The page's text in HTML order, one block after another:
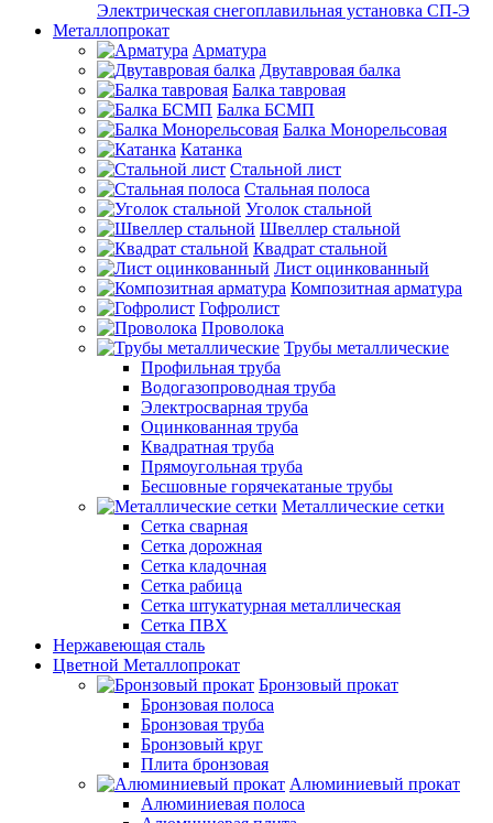
Электрическая снегоплавильная установка СП-Э
Металлопрокат
Арматура
Двутавровая балка
Балка тавровая
Балка БСМП
Балка Монорельсовая
Катанка
Стальной лист
Стальная полоса
Уголок стальной
Швеллер стальной
Квадрат стальной
Лист оцинкованный
Композитная арматура
Гофролист
Проволока
Трубы металлические
Профильная труба
Водогазопроводная труба
Электросварная труба
Оцинкованная труба
Квадратная труба
Прямоугольная труба
Бесшовные горячекатаные трубы
Металлические сетки
Сетка сварная
Сетка дорожная
Сетка кладочная
Сетка рабица
Сетка штукатурная металлическая
Сетка ПВХ
Нержавеющая сталь
Цветной Металлопрокат
Бронзовый прокат
Бронзовая полоса
Бронзовая труба
Бронзовый круг
Плита бронзовая
Алюминиевый прокат
Алюминиевая полоса